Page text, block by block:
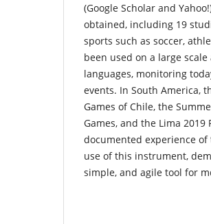
(Google Scholar and
obtained, including 19
sports such as soccer,
been used on a large
languages, monitoring
events. In South America,
Games of Chile, the
Games, and the Lima
documented experience of
use of this instrument,
simple, and agile tool for